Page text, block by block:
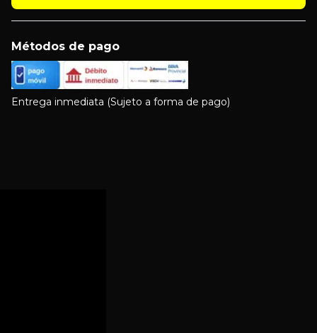
Métodos de pago
Entrega inmediata (Sujeto a forma de pago)